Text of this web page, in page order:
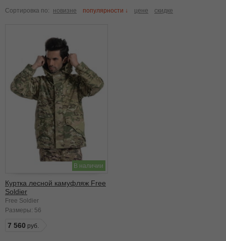
Сортировка по: новизне популярности ↓ цене скидке
В наличии
Куртка лесной камуфляж Free
Soldier
Free Soldier
Размеры: 56
7 560